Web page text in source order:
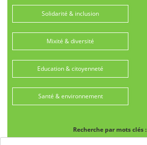
Solidarité & inclusion
Mixité & diversité
Education & citoyenneté
Santé & environnement
Recherche par mots clés :